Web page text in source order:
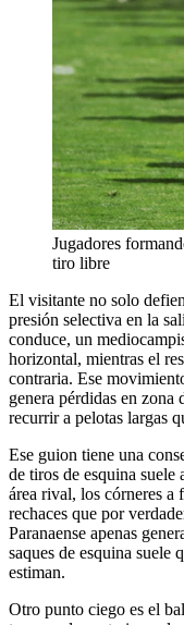
Jugadores
tiro libre
El visitante no solo
presión selectiva en la
conduce, un
horizontal, mientras el
contraria. Ese
genera pérdidas en zona
recurrir a pelotas largas
Ese guion tiene una
de tiros de esquina
área rival, los córneres a
rechaces que por
Paranaense apenas
saques de esquina suele
estiman.
Otro punto ciego es el